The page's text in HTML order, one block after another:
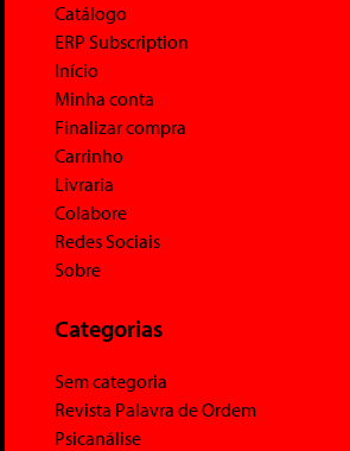
Catálogo
ERP Subscription
Início
Minha conta
Finalizar compra
Carrinho
Livraria
Colabore
Redes Sociais
Sobre
Categorias
Sem categoria
Revista Palavra de Ordem
Psicanálise